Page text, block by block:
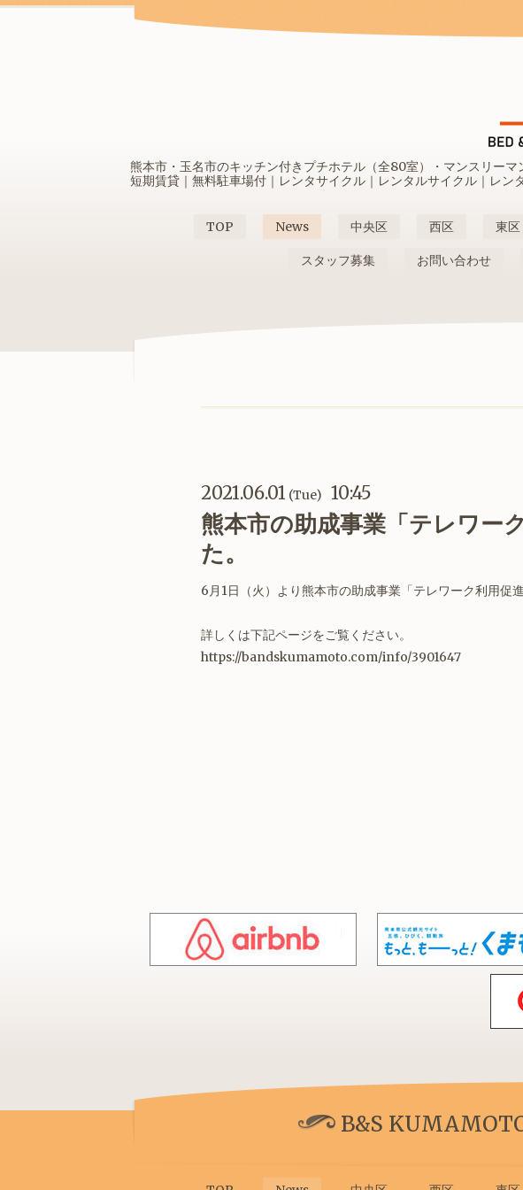
熊本市・玉名市のキッチン付きプチホテル（全80室）・マンスリー
短期賃貸｜無料駐車場付｜レンタサイクル｜レンタルサイクル｜レ
TOP News 中央区 西区 東区
スタッフ募集 お問い合わせ
2021.06.01 (Tue) 10:45
熊本市の助成事業「テレワー
た。
6月1日（火）より熊本市の助成事業「テレワーク利用促
詳しくは下記ページをご覧ください。
https://bandskumamoto.com/info/3901647
B&S